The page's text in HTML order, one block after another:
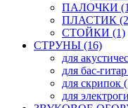
ПАЛОЧКИ
ПЛАСТИК
СТОЙКИ (1)
СТРУНЫ (16)
для
для бас-
для скрипок
для